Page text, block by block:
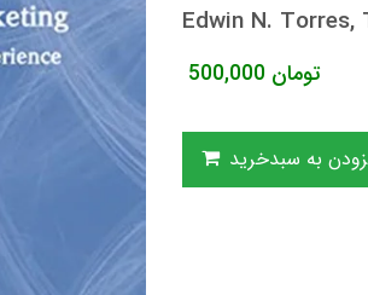
Edwin N.
500,000 تومان
به سبدخرید